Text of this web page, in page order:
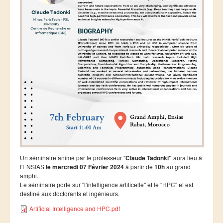
Ressources
LAUREATS
Ingénieurs
Master MRGI
Master MSIWeb
Master RITM
Master SEA
Master M3S
Master IOSM
Master IFGR
Master CloudHPC
Master Bio-MSCS
Un séminaire animé par le professeur "Claude Tadonki" aura lieu à
l'ENSIASle mercredi 07 Février 2024à partir de 10hau grand
amphi.
Le séminaire porte sur "l'intelligence artificelle" et le "HPC" et est
destiné aux doctorants et ingénieurs.
Artificial Intelligence and HPC.pdf